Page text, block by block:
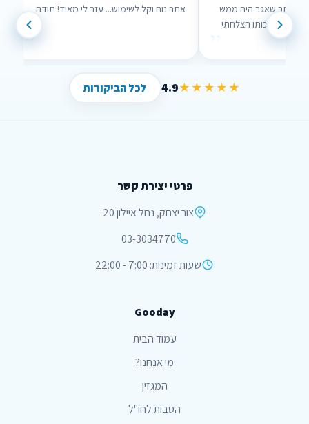
ערכתי השוואה דרך האתר שאגב היה ממש
נוח לשימוש וממש עזר לי , בזכותו הצלחתי
”
שבאמת אכפת להם!
★★★★★
4.9 לכל הביקורות
פרטי יצירת קשר
צור יצחק, נחל איילון 20
03-3034770
שעות זמינות: 7:00 - 22:00
Gooday
עמוד הבית
מי אנחנו?
המגזין
הטבות לחו"ל